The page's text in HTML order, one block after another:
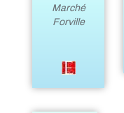
Marché
Forville